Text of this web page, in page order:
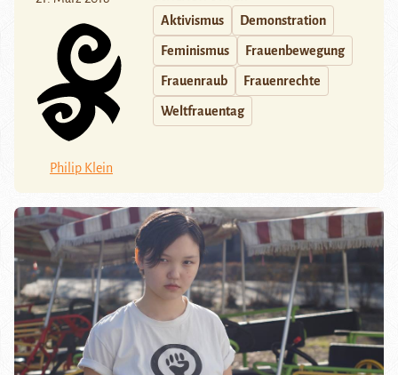
Philip Klein
Aktivismus Demonstration
Feminismus Frauenbewegung
Frauenraub Frauenrechte
Weltfrauentag